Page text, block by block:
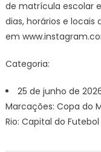
de matrícula escolar
dias, horários e
em
Categoria:
25 de junho de
Marcações: Copa do
Rio: Capital do